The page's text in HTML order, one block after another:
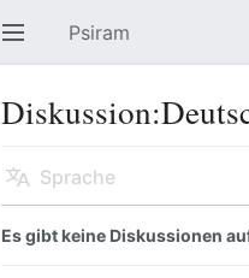
Hauptmenü öffnen Psiram
Sprache
Es gibt keine Diskussionen